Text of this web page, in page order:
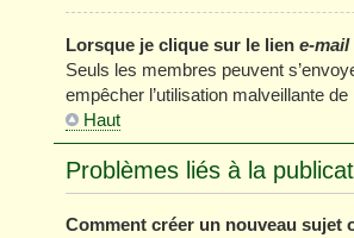
Lorsque je clique sur le lien e-mail
Seuls les membres peuvent
empêcher l’utilisation malveillante
Haut
Problèmes liés à la
Comment créer un nouveau sujet